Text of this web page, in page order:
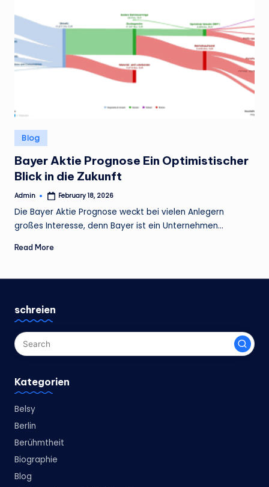
Posted
in
Blog
Bayer Aktie Prognose Ein Optimistischer
Blick in die Zukunft
Posted
Admin February 18, 2026
Die Bayer Aktie Prognose weckt bei vielen Anlegern
großes Interesse, denn Bayer ist ein Unternehmen…
Read More
schreien
Kategorien
Belsy
Berlin
Berühmtheit
Biographie
Blog